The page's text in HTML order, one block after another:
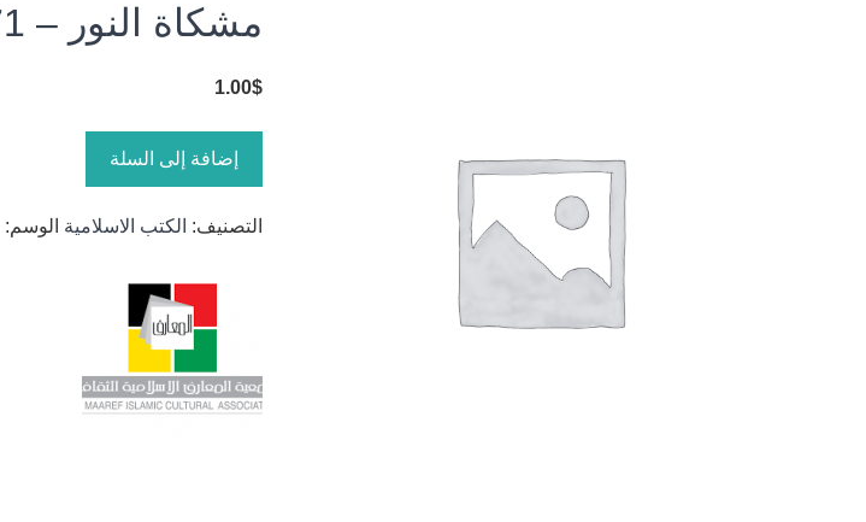
مشكاة النور – 71
1.00$
إضافة إلى السلة
التصنيف: الكتب الاسلامية الوسم: